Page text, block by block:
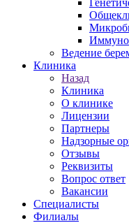
Ведение
Клиника
Назад
Клиника
О клинике
Лицензии
Партнеры
Надзорные
Отзывы
Реквизиты
Вопрос ответ
Вакансии
Специалисты
Филиалы